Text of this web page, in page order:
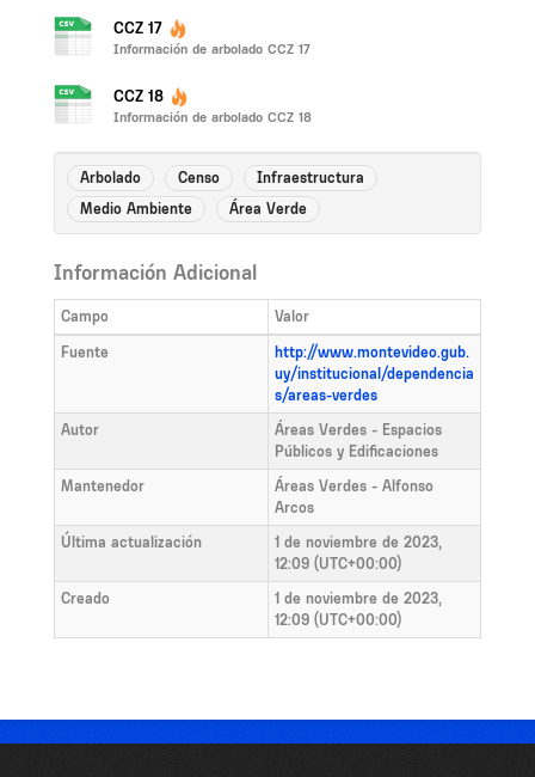
CCZ 17
Información de arbolado CCZ 17
CCZ 18
Información de arbolado CCZ 18
Arbolado Censo
Infraestructura
Medio Ambiente
Área Verde
Información Adicional
Campo
Valor
Fuente
http://www.montevideo.gub.
uy/institucional/dependencia
s/areas-verdes
Autor
Áreas Verdes - Espacios
Públicos y Edificaciones
Mantenedor
Áreas Verdes - Alfonso
Arcos
Última actualización
1 de noviembre de 2023,
12:09 (UTC+00:00)
Creado
1 de noviembre de 2023,
12:09 (UTC+00:00)